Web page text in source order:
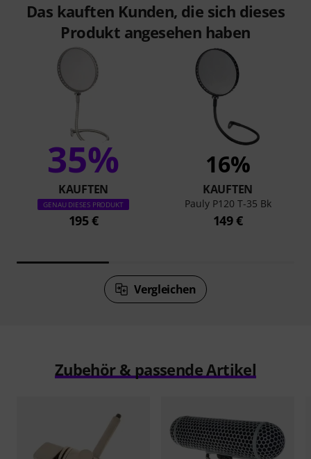
Das kauften Kunden, die sich dieses
Produkt angesehen haben
35%
KAUFTEN
GENAU DIESES PRODUKT
195 €
16%
KAUFTEN
Pauly P120 T-35 Bk
149 €
Vergleichen
Zubehör & passende Artikel